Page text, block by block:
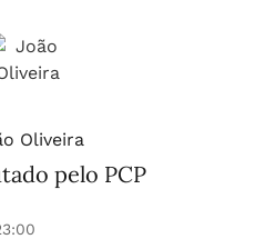
Oliveira
pelo PCP